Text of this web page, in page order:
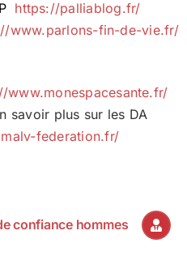
https://palliablog.fr/
www.parlons-fin-de-vie.fr/
www.monespacesante.fr/
savoir plus sur les DA
federation.fr/
confiance hommes